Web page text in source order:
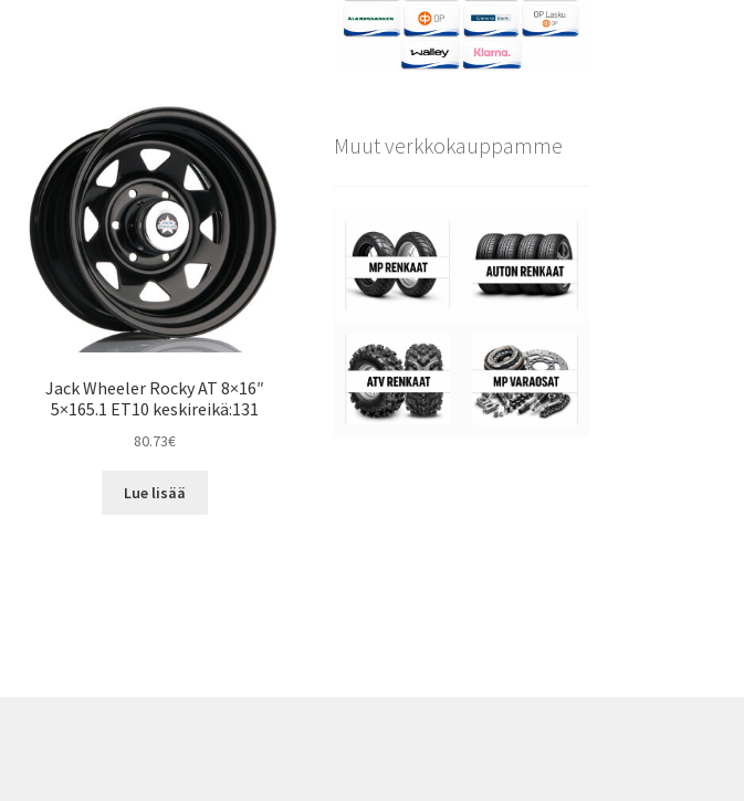
Jack Wheeler Rocky AT 8×16″
5×165.1 ET10 keskireikä:131
80.73€
Lue lisää
Muut verkkokauppamme